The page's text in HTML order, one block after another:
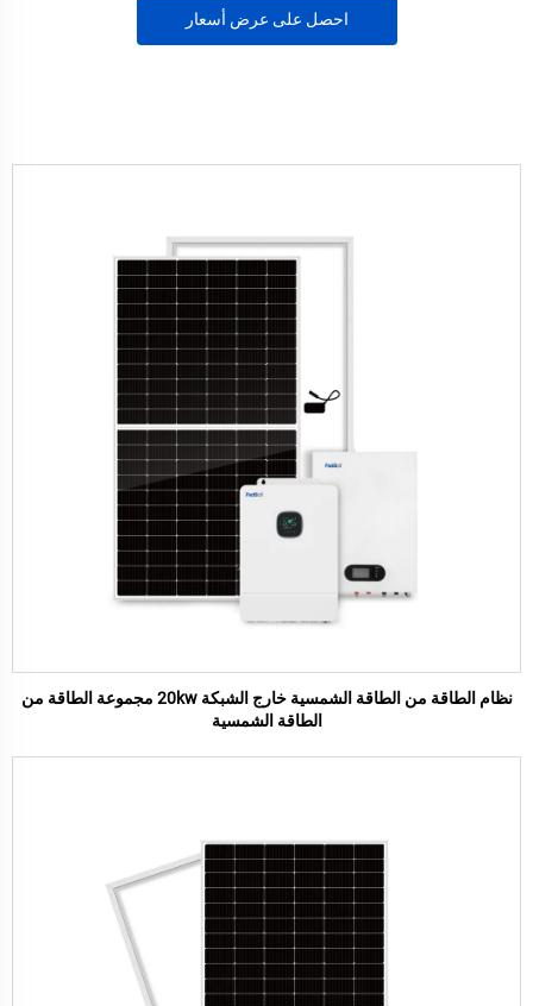
احصل على عرض أسعار
نظام الطاقة من الطاقة الشمسية خارج الشبكة 20kw مجموعة الطاقة من
الطاقة الشمسية